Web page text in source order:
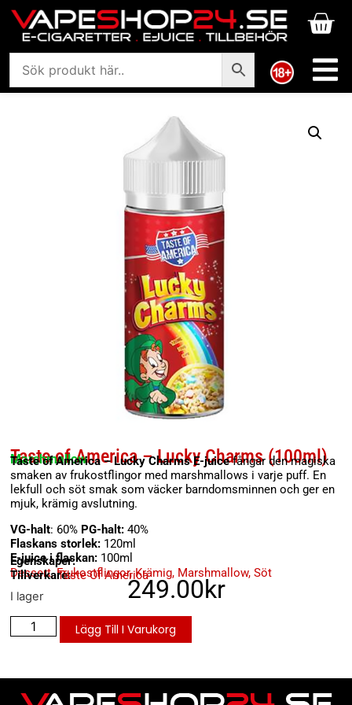
Taste of America – Lucky Charms (100ml)
Marshmallow
Taste of America – Lucky Charms E-juicefångar den magiska
smaken av frukostflingor med marshmallows i varje puff. En
lekfull och söt smak som väcker barndomsminnen och ger en
mjuk, krämig avslutning.
VG-halt: 60% PG-halt: 40%
Flaskans storlek: 120ml
E-juice i flaskan: 100ml
Egenskaper:
Dessert,Frukostflingor,Krämig, Marshmallow,Söt
Tillverkare:Taste Of America249.00kr
I lager
Lägg Till I Varukorg